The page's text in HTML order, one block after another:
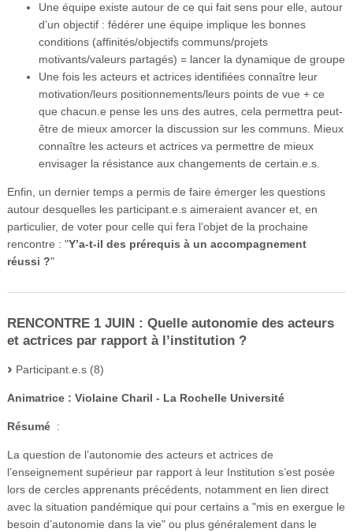
Une équipe existe autour de ce qui fait sens pour elle, autour
d’un objectif : fédérer une équipe implique les bonnes
conditions (affinités/objectifs communs/projets
motivants/valeurs partagés) = lancer la dynamique de groupe
Une fois les acteurs et actrices identifiées connaître leur
motivation/leurs positionnements/leurs points de vue + ce
que chacun.e pense les uns des autres, cela permettra peut-
être de mieux amorcer la discussion sur les communs. Mieux
connaître les acteurs et actrices va permettre de mieux
envisager la résistance aux changements de certain.e.s.
Enfin, un dernier temps a permis de faire émerger les questions
autour desquelles les participant.e.s aimeraient avancer et, en
particulier, de voter pour celle qui fera l’objet de la prochaine
rencontre : "Y’a-t-il des prérequis à un accompagnement
réussi ?"
RENCONTRE 1 JUIN : Quelle autonomie des acteurs
et actrices par rapport à l’institution ?
Participant.e.s (8)
Animatrice : Violaine Charil - La Rochelle Université
Résumé :
La question de l’autonomie des acteurs et actrices de
l’enseignement supérieur par rapport à leur Institution s’est posée
lors de cercles apprenants précédents, notamment en lien direct
avec la situation pandémique qui pour certains a "mis en exergue le
besoin d’autonomie dans la vie" ou plus généralement dans le